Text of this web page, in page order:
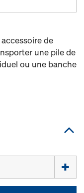
de
une pile de
ou une banche